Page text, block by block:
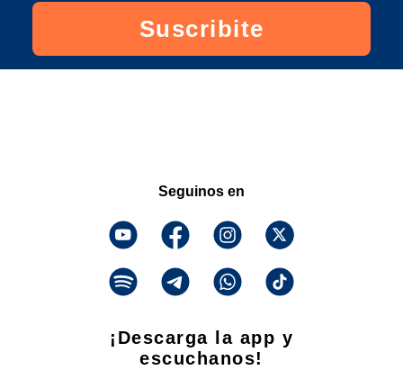
Suscribite
Seguinos en
¡Descarga la app y
escuchanos!